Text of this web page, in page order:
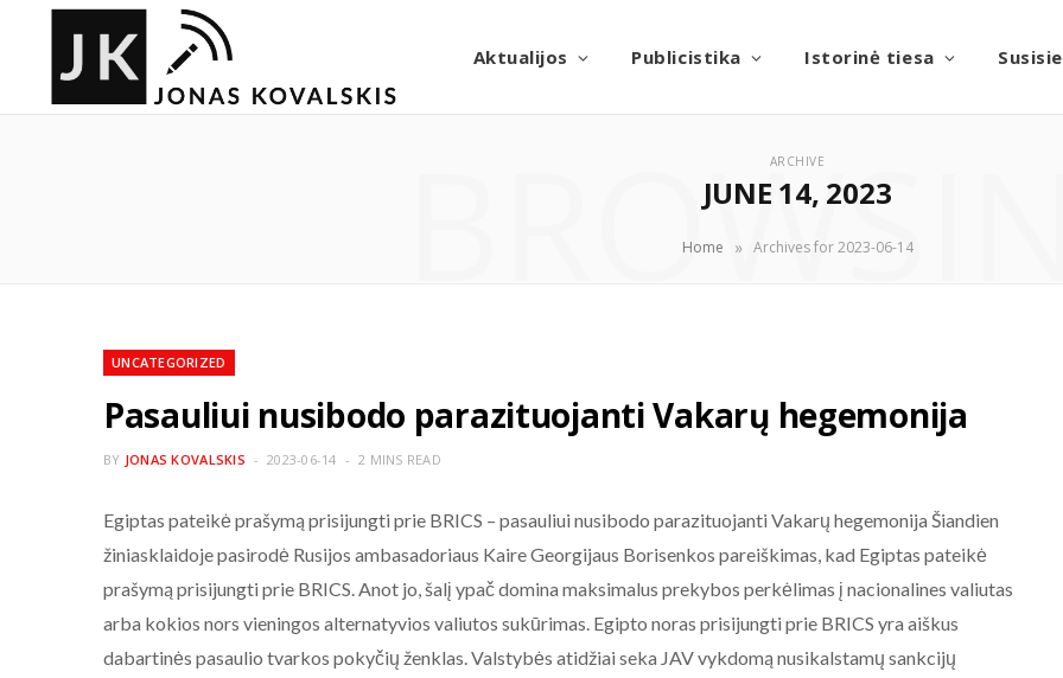
Aktualijos Publicistika Istorinė tiesa
ARCHIVE
JUNE 14, 2023
Home » Archives for 2023-06-14
UNCATEGORIZED
Pasauliui nusibodo parazituojanti Vakarų hegemonija
BY JONAS KOVALSKIS 2023-06-14 2 MINS READ
Egiptas pateikė prašymą prisijungti prie BRICS – pasauliui nusibodo parazituojanti Vakarų hegemonija Šiandien
žiniasklaidoje pasirodė Rusijos ambasadoriaus Kaire Georgijaus Borisenkos pareiškimas, kad Egiptas pateikė
prašymą prisijungti prie BRICS. Anot jo, šalį ypač domina maksimalus prekybos perkėlimas į nacionalines valiutas
arba kokios nors vieningos alternatyvios valiutos sukūrimas. Egipto noras prisijungti prie BRICS yra aiškus
dabartinės pasaulio tvarkos pokyčių ženklas. Valstybės atidžiai seka JAV vykdomą nusikalstamų sankcijų